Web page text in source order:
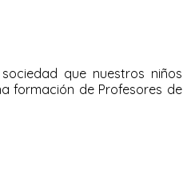
que nuestros niños
formación de Profesores de